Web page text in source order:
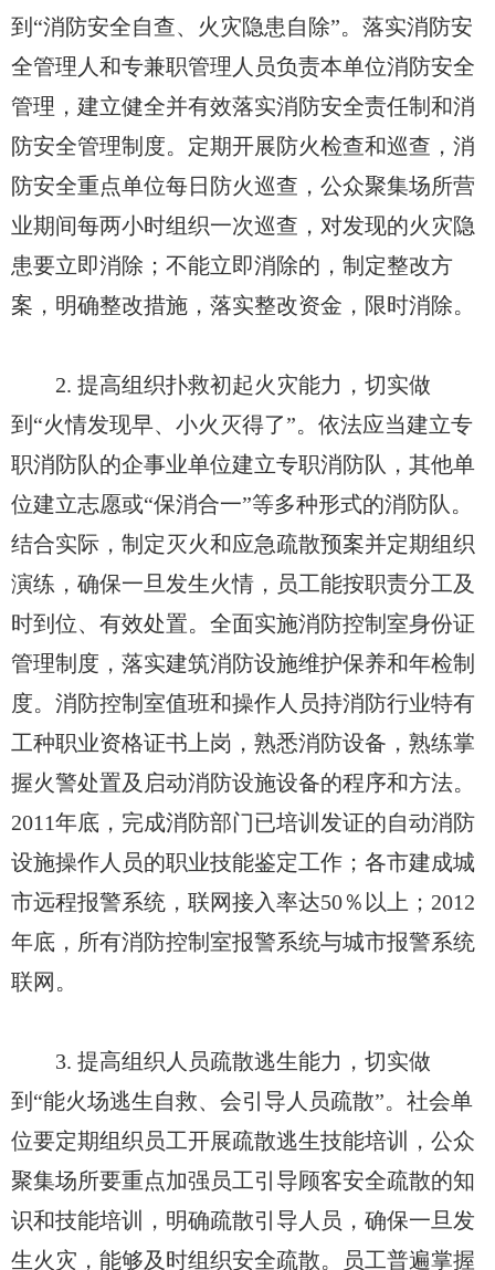
到“消防安全自查、火灾隐患自除”。落实消防安
全管理人和专兼职管理人员负责本单位消防安全
管理，建立健全并有效落实消防安全责任制和消
防安全管理制度。定期开展防火检查和巡查，消
防安全重点单位每日防火巡查，公众聚集场所营
业期间每两小时组织一次巡查，对发现的火灾隐
患要立即消除；不能立即消除的，制定整改方
案，明确整改措施，落实整改资金，限时消除。
2. 提高组织扑救初起火灾能力，切实做
到“火情发现早、小火灭得了”。依法应当建立专
职消防队的企事业单位建立专职消防队，其他单
位建立志愿或“保消合一”等多种形式的消防队。
结合实际，制定灭火和应急疏散预案并定期组织
演练，确保一旦发生火情，员工能按职责分工及
时到位、有效处置。全面实施消防控制室身份证
管理制度，落实建筑消防设施维护保养和年检制
度。消防控制室值班和操作人员持消防行业特有
工种职业资格证书上岗，熟悉消防设备，熟练掌
握火警处置及启动消防设施设备的程序和方法。
2011年底，完成消防部门已培训发证的自动消防
设施操作人员的职业技能鉴定工作；各市建成城
市远程报警系统，联网接入率达50％以上；2012
年底，所有消防控制室报警系统与城市报警系统
联网。
3. 提高组织人员疏散逃生能力，切实做
到“能火场逃生自救、会引导人员疏散”。社会单
位要定期组织员工开展疏散逃生技能培训，公众
聚集场所要重点加强员工引导顾客安全疏散的知
识和技能培训，明确疏散引导人员，确保一旦发
生火灾，能够及时组织安全疏散。员工普遍掌握